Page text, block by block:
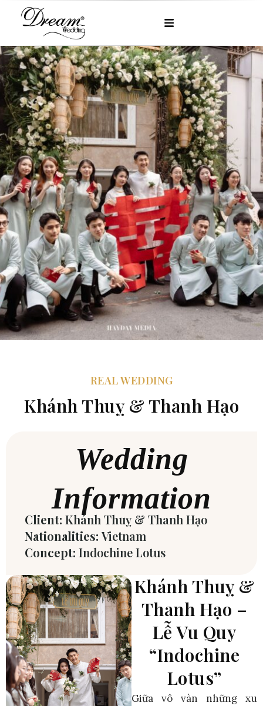
REAL WEDDING
Khánh Thuỵ & Thanh Hạo
Wedding
Information
Client: Khánh Thuỵ & Thanh Hạo
Nationalities: Vietnam
Concept: Indochine Lotus
Khánh Thuỵ &
Thanh Hạo –
Lễ Vu Quy
“Indochine
Lotus”
Giữa vô vàn những xu